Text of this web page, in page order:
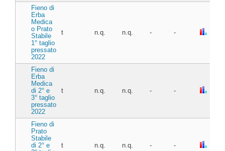
Fieno di
Erba
Medica
o Prato
Stabile
1° taglio
pressato
2022
t n.q. n.q. - -
Fieno di
Erba
Medica
di 2° e
3° taglio
pressato
2022
t n.q. n.q. - -
Fieno di
Prato
Stabile
di 2° e
t n.q. n.q. - -